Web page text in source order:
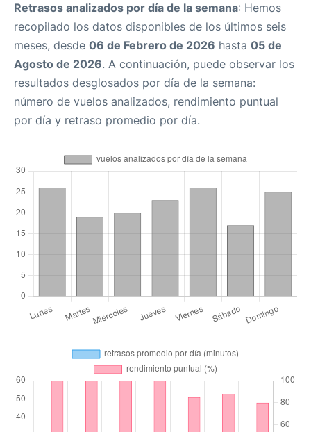
Retrasos analizados por día de la semana: Hemos
recopilado los datos disponibles de los últimos seis
meses, desde 06 de Febrero de 2026 hasta 05 de
Agosto de 2026. A continuación, puede observar los
resultados desglosados por día de la semana:
número de vuelos analizados, rendimiento puntual
por día y retraso promedio por día.